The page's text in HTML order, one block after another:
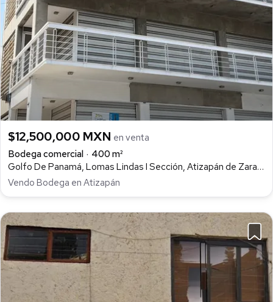
$12,500,000 MXN en venta
Bodega comercial
400 m²
Golfo De Panamá, Lomas Lindas I Sección, Atizapán de Zaragoza
Vendo Bodega en Atizapán